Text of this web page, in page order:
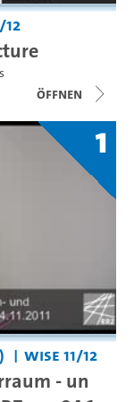
12
Öffnen
1
WiSe 11/12
- un